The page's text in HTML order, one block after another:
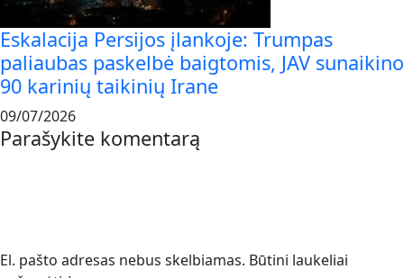
Eskalacija Persijos įlankoje: Trumpas
paliaubas paskelbė baigtomis, JAV sunaikino
90 karinių taikinių Irane
09/07/2026
Parašykite komentarą
El. pašto adresas nebus skelbiamas. Būtini laukeliai